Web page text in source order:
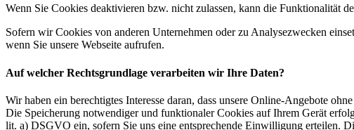
Wenn Sie Cookies deaktivieren bzw. nicht zulassen, kann die Funktionalität
Sofern wir Cookies von anderen Unternehmen oder zu Analysezwecken
wenn Sie unsere Webseite aufrufen.
Auf welcher Rechtsgrundlage verarbeiten wir Ihre Daten?
Wir haben ein berechtigtes Interesse daran, dass unsere Online-Angebote
Die Speicherung notwendiger und funktionaler Cookies auf Ihrem Gerät
lit. a) DSGVO ein, sofern Sie uns eine entsprechende Einwilligung erteilen.